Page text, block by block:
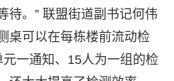
待。” 联盟街道副书记何伟
桌可以在每栋楼前流动检
一通知、15人为一组的检